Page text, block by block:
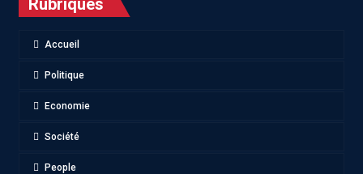
Accueil
Politique
Economie
Société
People